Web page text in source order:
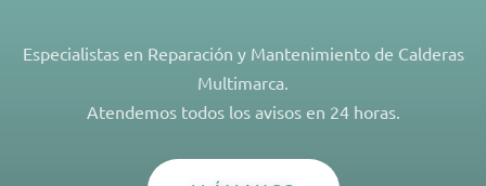
Especialistas en Reparación y Mantenimiento de Calderas
Multimarca.
Atendemos todos los avisos en 24 horas.